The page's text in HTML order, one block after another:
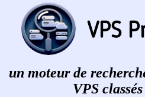
un moteur de
VPS